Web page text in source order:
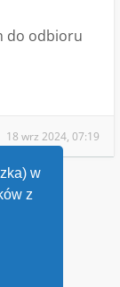
w
z
do odbioru
18 wrz 2024, 07:19